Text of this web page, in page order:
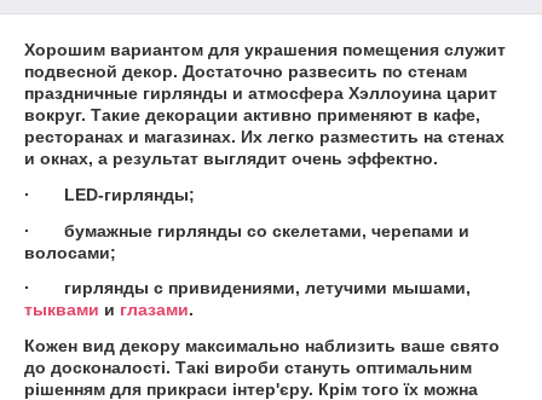
Хорошим вариантом для украшения помещения служит
подвесной декор. Достаточно развесить по стенам
праздничные гирлянды и атмосфера Хэллоуина царит
вокруг. Такие декорации активно применяют в кафе,
ресторанах и магазинах. Их легко разместить на стенах
и окнах, а результат выглядит очень эффектно.
· LED-гирлянды;
· бумажные гирлянды со скелетами, черепами и
волосами;
· гирлянды с привидениями, летучими мышами,
тыквами и глазами.
Кожен вид декору максимально наблизить ваше свято
до досконалості. Такі вироби стануть оптимальним
рішенням для прикраси інтер'єру. Крім того їх можна